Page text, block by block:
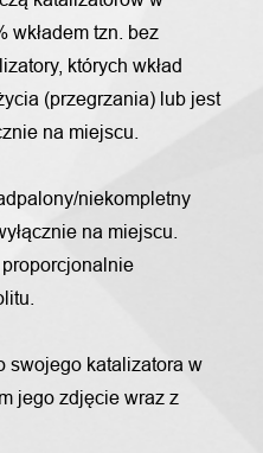
wkładem tzn. bez
których wkład
(przegrzania) lub jest
na miejscu.
niekompletny
na miejscu.
swojego katalizatora w
jego zdjęcie wraz z